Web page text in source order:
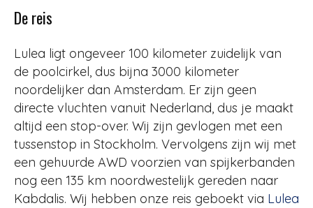
De reis
Lulea ligt ongeveer 100 kilometer zuidelijk van
de poolcirkel, dus bijna 3000 kilometer
noordelijker dan Amsterdam. Er zijn geen
directe vluchten vanuit Nederland, dus je maakt
altijd een stop-over. Wij zijn gevlogen met een
tussenstop in Stockholm. Vervolgens zijn wij met
een gehuurde AWD voorzien van spijkerbanden
nog een 135 km noordwestelijk gereden naar
Kabdalis. Wij hebben onze reis geboekt via Lulea